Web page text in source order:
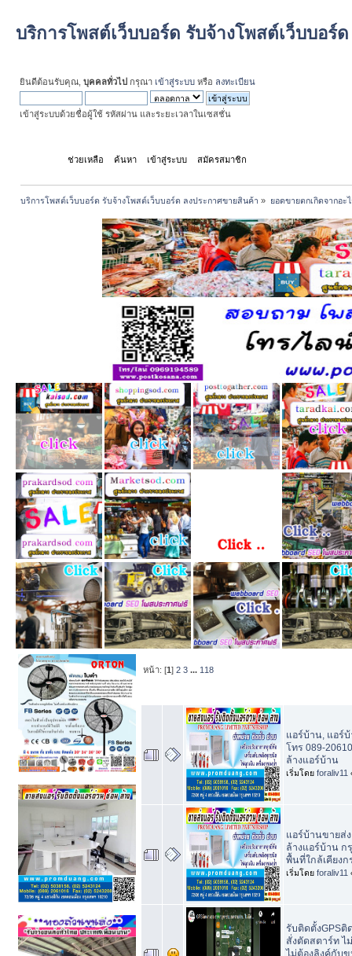
บริการโพสต์เว็บบอร์ด รับจ้างโพสต์เว็บบอร์
ยินดีต้อนรับคุณ, บุคคลทั่วไป กรุณา เข้าสู่ระบบ หรือ ลงทะเบียน
เข้าสู่ระบบด้วยชื่อผู้ใช้ รหัสผ่าน และระยะเวลาในเซสชั่น
ช่วยเหลือ ค้นหา เข้าสู่ระบบ สมัครสมาชิก
บริการโพสต์เว็บบอร์ด รับจ้างโพสต์เว็บบอร์ด ลงประกาศขายสินค้า » ยอดขายตกเกิดจากอะ
หน้า: [1]2 3 ... 118
แอร์บ้าน, แอร์
โทร 089-
ล้างแอร์บ้าน
เริ่มโดย foraliv11
แอร์บ้านขายส่
ล้างแอร์บ้าน ก
พื้นที่ใกล้เคียงก
เริ่มโดย foraliv11
รับติดตั้งGPS
สั่งตัดสตาร์ท ไ
ไม่ต้องลิงค์กับ